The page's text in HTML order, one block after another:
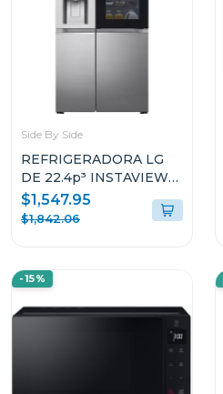
Side By Side
REFRIGERADORA LG
DE 22.4p³ INSTAVIEW
DOOR IN DOOR CRAFT
ICE VS25XHWC
$1,547.95
$1,842.06
-15%